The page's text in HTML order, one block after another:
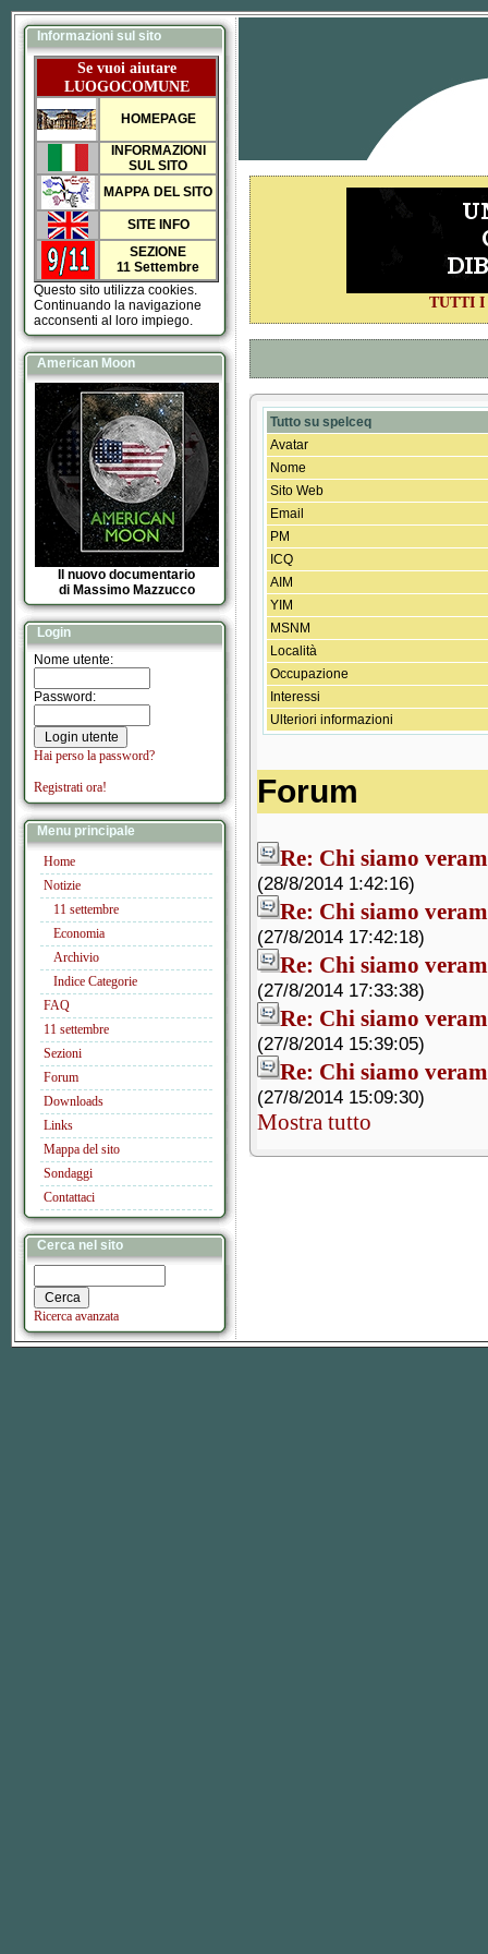
Informazioni sul sito
Se vuoi aiutare
LUOGOCOMUNE
HOMEPAGE
INFORMAZIONI
SUL SITO
MAPPA DEL SITO
SITE INFO
SEZIONE
11 Settembre
Questo sito utilizza cookies.
Continuando la navigazione
acconsenti al loro impiego.
American Moon
Il nuovo documentario
di Massimo Mazzucco
Login
Nome utente:
Password:
Hai perso la password?
Registrati ora!
Menu principale
Home
Notizie
11 settembre
Economia
Archivio
Indice Categorie
FAQ
11 settembre
Sezioni
Forum
Downloads
Links
Mappa del sito
Sondaggi
Contattaci
Cerca nel sito
Ricerca avanzata
TUTTI I
Tutto su spelceq
Avatar
Nome
Sito Web
Email
PM
ICQ
AIM
YIM
MSNM
Località
Occupazione
Interessi
Ulteriori informazioni
Forum
Re: Chi siamo
(28/8/2014 1:42:16)
Re: Chi siamo
(27/8/2014 17:42:18)
Re: Chi siamo
(27/8/2014 17:33:38)
Re: Chi siamo
(27/8/2014 15:39:05)
Re: Chi siamo
(27/8/2014 15:09:30)
Mostra tutto